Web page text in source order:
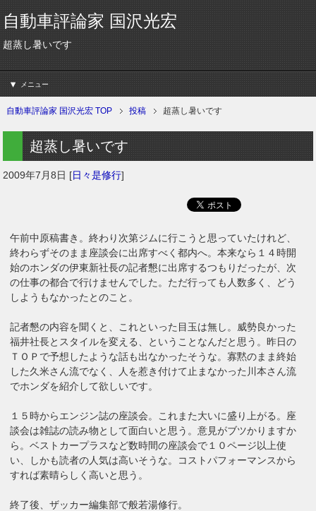
自動車評論家 国沢光宏
超蒸し暑いです
メニュー
自動車評論家 国沢光宏 TOP 投稿 超蒸し暑いです
超蒸し暑いです
2009年7月8日 [日々是修行]
午前中原稿書き。終わり次第ジムに行こうと思っていたけれど、
終わらずそのまま座談会に出席すべく都内へ。本来なら１４時開
始のホンダの伊東新社長の記者懇に出席するつもりだったが、次
の仕事の都合で行けませんでした。ただ行っても人数多く、どう
しようもなかったとのこと。
記者懇の内容を聞くと、これといった目玉は無し。威勢良かった
福井社長とスタイルを変える、ということなんだと思う。昨日の
ＴＯＰで予想したような話も出なかったそうな。寡黙のまま終始
した久米さん流でなく、人を惹き付けて止まなかった川本さん流
でホンダを紹介して欲しいです。
１５時からエンジン誌の座談会。これまた大いに盛り上がる。座
談会は雑誌の読み物として面白いと思う。意見がブツかりますか
ら。ベストカープラスなど数時間の座談会で１０ページ以上使
い、しかも読者の人気は高いそうな。コストパフォーマンスから
すれば素晴らしく高いと思う。
終了後、ザッカー編集部で般若湯修行。